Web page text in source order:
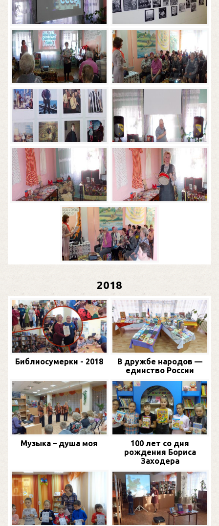
2018
Библиосумерки - 2018
В дружбе народов —
единство России
Музыка – душа моя
100 лет со дня
рождения Бориса
Заходера